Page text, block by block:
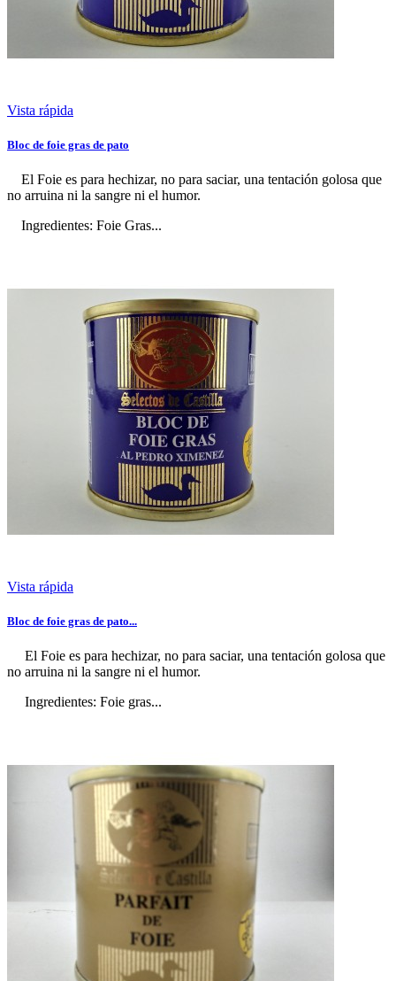
Vista rápida
Bloc de foie gras de pato
El Foie es para hechizar, no para saciar, una tentación golosa que
no arruina ni la sangre ni el humor.
Ingredientes: Foie Gras...
Vista rápida
Bloc de foie gras de pato...
El Foie es para hechizar, no para saciar, una tentación golosa que
no arruina ni la sangre ni el humor.
Ingredientes: Foie gras...